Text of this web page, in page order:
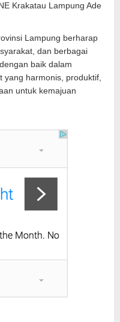
Krakatau Lampung Ade
Lampung berharap
dan berbagai
baik dalam
harmonis, produktif,
untuk kemajuan